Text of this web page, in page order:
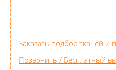
Заказать подбор тканей и
Позвонить / Бесплатный